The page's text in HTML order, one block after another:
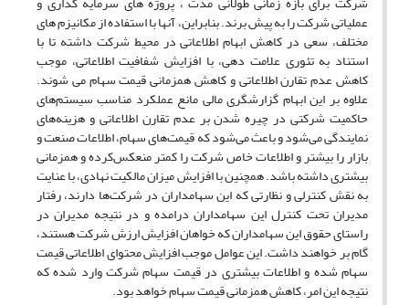
عملیاتی شرکت را به پیش برند. بنابراین، آنها با استفاده از مکانیزم های
مختلف، سعی در کاهش ابهام اطلاعاتی در محیط شرکت داشته تا با
استناد به تئوری علامت دهی، با افزایش شفافیت اطلاعاتی، موجب
کاهش عدم تقارن اطلاعاتی و کاهش همزمانی قیمت سهام می شوند.
علاوه بر این ابهام گزارشگری مالی مانع عملکرد مناسب سیستم‌های
حاکمیت شرکتی در چیره شدن بر عدم تقارن اطلاعاتی و هزینه‌های
نمایندگی می‌شود و ‌باعث ‌می‌شود ‌که ‌قیمت‌های ‌سهام، ‌اطلاعات ‌صنعت ‌و
‌بازار‌ را بیشتر ‌و‌ اطلاعات ‌خاص ‌شرکت را ‌کمتر منعکس‌کرده ‌و ‌همزمانی
‌بیشتری ‌داشته ‌باشد. همچنین با افزایش میزان مالکیت نهادی، با عنایت
به نقش کنترلی و نظارتی که این سهامداران در شرکت‌ها دارند، رفتار
مدیران تحت کنترل این سهامداران درامده و در نتیجه مدیران در
راستای حقوق این سهامداران که خواهان افزایش ارزش شرکت هستند،
گام بر خواهند داشت. این عوامل موجب افزایش محتوای اطلاعاتی قیمت
سهام شده و اطلاعات بیشتری در قیمت سهام شرکت وارد شده که
نتیجه این امر، کاهش همزمانی قیمت سهام خواهد بود.